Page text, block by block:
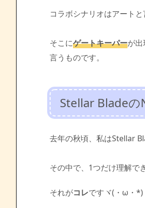
コラボシナリオはアート
そこにゲートキーパーが
言うものです。
Stellar Bladeの
去年の秋頃、私はStellar
その中で、1つだけ理解で
それがコレですヾ(・ω・*)